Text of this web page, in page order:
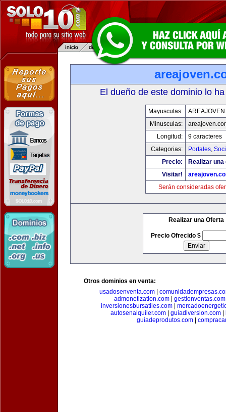
El dueño de este dominio lo
Mayusculas:
Minusculas:
Longitud:
9 caracteres
Categorias:
Portales,
Precio:
Realizar
Visitar!
Serán consideradas
Realizar una Oferta
Precio Ofrecido $
Otros dominios en venta:
usadosenventa.com|
admonetization.com| gestionventas.com
inversionesbursatiles.com|
autosenalquiler.com| guiadiversion.com|
guiadeprodutos.com|